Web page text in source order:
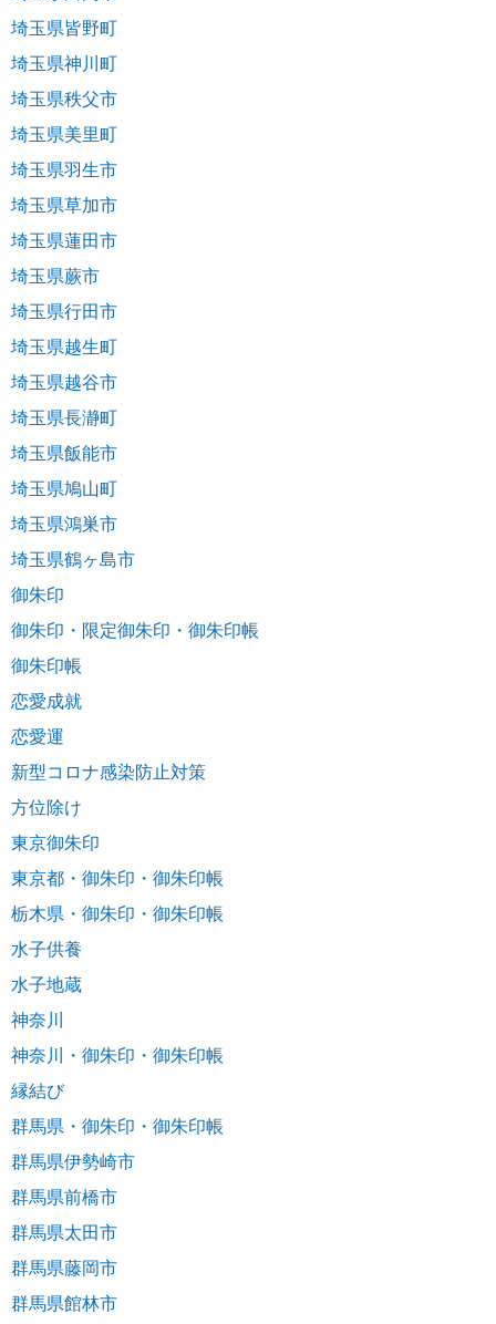
埼玉県皆野町
埼玉県神川町
埼玉県秩父市
埼玉県美里町
埼玉県羽生市
埼玉県草加市
埼玉県蓮田市
埼玉県蕨市
埼玉県行田市
埼玉県越生町
埼玉県越谷市
埼玉県長瀞町
埼玉県飯能市
埼玉県鳩山町
埼玉県鴻巣市
埼玉県鶴ヶ島市
御朱印
御朱印・限定御朱印・御朱印帳
御朱印帳
恋愛成就
恋愛運
新型コロナ感染防止対策
方位除け
東京御朱印
東京都・御朱印・御朱印帳
栃木県・御朱印・御朱印帳
水子供養
水子地蔵
神奈川
神奈川・御朱印・御朱印帳
縁結び
群馬県・御朱印・御朱印帳
群馬県伊勢崎市
群馬県前橋市
群馬県太田市
群馬県藤岡市
群馬県館林市